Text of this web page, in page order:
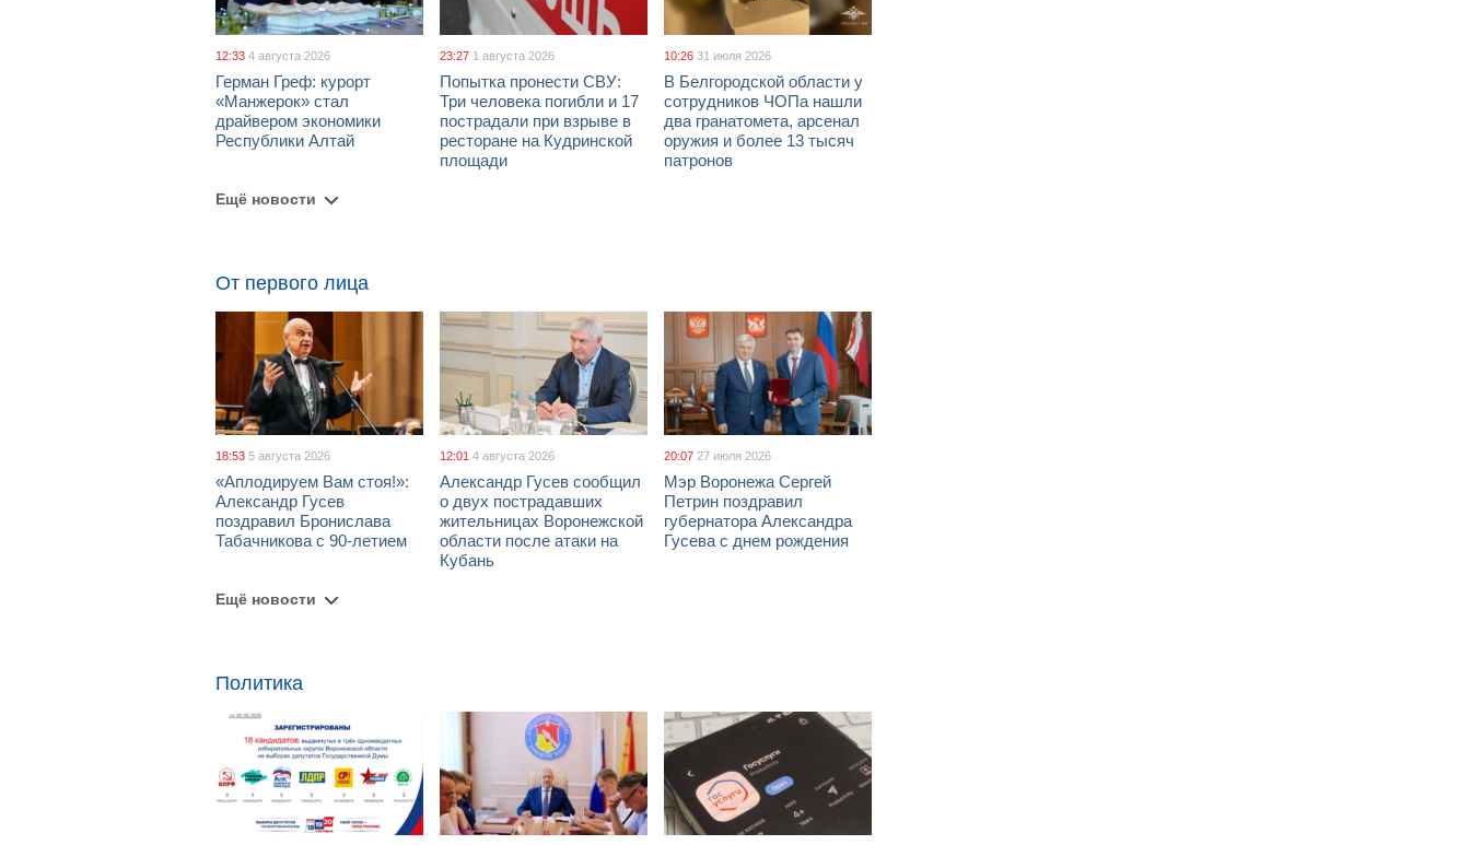
12:33 4 августа 2026
Герман Греф: курорт
«Манжерок» стал
драйвером экономики
Республики Алтай
23:27 1 августа 2026
Попытка пронести СВУ:
Три человека погибли и 17
пострадали при взрыве в
ресторане на Кудринской
площади
10:26 31 июля 2026
В Белгородской области у
сотрудников ЧОПа нашли
два гранатомета, арсенал
оружия и более 13 тысяч
патронов
Ещё новости
От первого лица
18:53 5 августа 2026
«Аплодируем Вам стоя!»:
Александр Гусев
поздравил Бронислава
Табачникова с 90-летием
12:01 4 августа 2026
Александр Гусев сообщил
о двух пострадавших
жительницах Воронежской
области после атаки на
Кубань
20:07 27 июля 2026
Мэр Воронежа Сергей
Петрин поздравил
губернатора Александра
Гусева с днем рождения
Ещё новости
Политика